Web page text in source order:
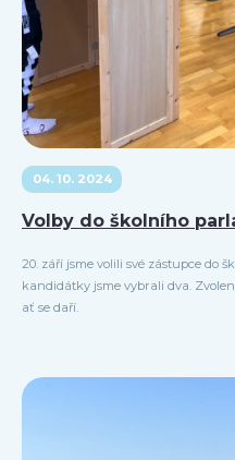
04. 10. 2024
Volby do školního
20. září jsme volili své zástupce do
kandidátky jsme vybrali dva.
ať se daří.